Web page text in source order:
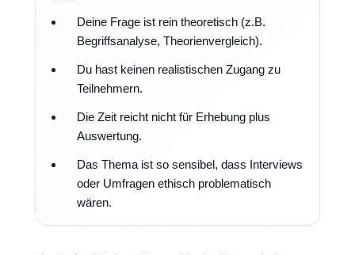
Deine Frage ist rein theoretisch (z.B.
Begriffsanalyse, Theorienvergleich).
Du hast keinen realistischen Zugang zu
Teilnehmern.
Die Zeit reicht nicht für Erhebung plus
Auswertung.
Das Thema ist so sensibel, dass Interviews
oder Umfragen ethisch problematisch
wären.